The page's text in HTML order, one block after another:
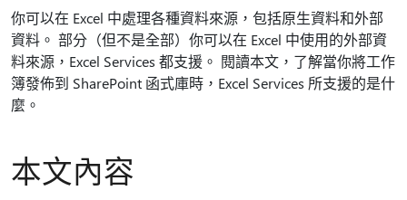
你可以在 Excel 中處理各種資料來源，包括原生資料和外部
資料。 部分（但不是全部）你可以在 Excel 中使用的外部資
料來源，Excel Services 都支援。 閱讀本文，了解當你將工作
簿發佈到 SharePoint 函式庫時，Excel Services 所支援的是什
麼。
本文內容